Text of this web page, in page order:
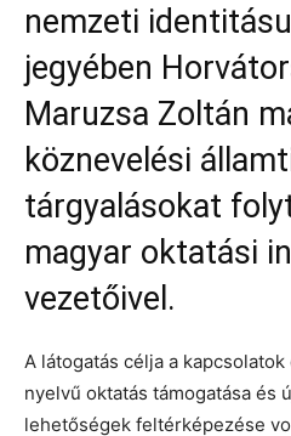
nemzeti
jegyében
Maruzsa Zoltán
köznevelési
tárgyalásokat
magyar oktatási
vezetőivel.
A látogatás célja a
nyelvű oktatás támogatása és
lehetőségek feltérképezése